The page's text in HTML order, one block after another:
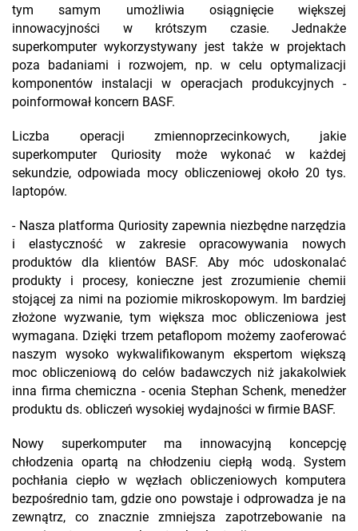
tym samym umożliwia osiągnięcie większej
innowacyjności w krótszym czasie. Jednakże
superkomputer wykorzystywany jest także w projektach
poza badaniami i rozwojem, np. w celu optymalizacji
komponentów instalacji w operacjach produkcyjnych -
poinformował koncern BASF.
Liczba operacji zmiennoprzecinkowych, jakie
superkomputer Quriosity może wykonać w każdej
sekundzie, odpowiada mocy obliczeniowej około 20 tys.
laptopów.
- Nasza platforma Quriosity zapewnia niezbędne narzędzia
i elastyczność w zakresie opracowywania nowych
produktów dla klientów BASF. Aby móc udoskonalać
produkty i procesy, konieczne jest zrozumienie chemii
stojącej za nimi na poziomie mikroskopowym. Im bardziej
złożone wyzwanie, tym większa moc obliczeniowa jest
wymagana. Dzięki trzem petaflopom możemy zaoferować
naszym wysoko wykwalifikowanym ekspertom większą
moc obliczeniową do celów badawczych niż jakakolwiek
inna firma chemiczna - ocenia Stephan Schenk, menedżer
produktu ds. obliczeń wysokiej wydajności w firmie BASF.
Nowy superkomputer ma innowacyjną koncepcję
chłodzenia opartą na chłodzeniu ciepłą wodą. System
pochłania ciepło w węzłach obliczeniowych komputera
bezpośrednio tam, gdzie ono powstaje i odprowadza je na
zewnątrz, co znacznie zmniejsza zapotrzebowanie na